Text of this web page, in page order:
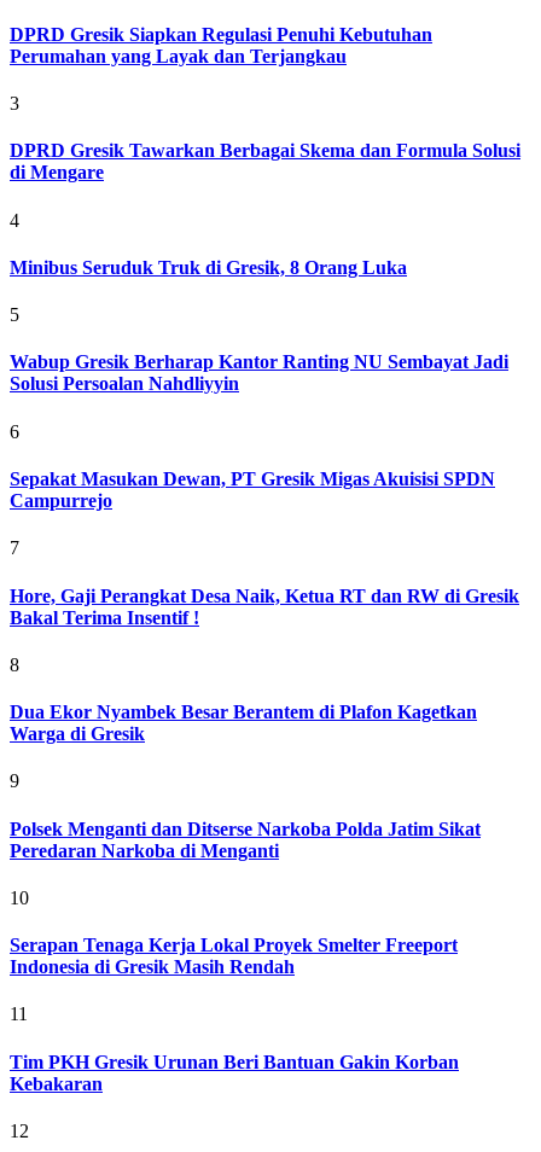
DPRD Gresik Siapkan Regulasi Penuhi Kebutuhan
Perumahan yang Layak dan Terjangkau
3
DPRD Gresik Tawarkan Berbagai Skema dan Formula Solusi
di Mengare
4
Minibus Seruduk Truk di Gresik, 8 Orang Luka
5
Wabup Gresik Berharap Kantor Ranting NU Sembayat Jadi
Solusi Persoalan Nahdliyyin
6
Sepakat Masukan Dewan, PT Gresik Migas Akuisisi SPDN
Campurrejo
7
Hore, Gaji Perangkat Desa Naik, Ketua RT dan RW di Gresik
Bakal Terima Insentif !
8
Dua Ekor Nyambek Besar Berantem di Plafon Kagetkan
Warga di Gresik
9
Polsek Menganti dan Ditserse Narkoba Polda Jatim Sikat
Peredaran Narkoba di Menganti
10
Serapan Tenaga Kerja Lokal Proyek Smelter Freeport
Indonesia di Gresik Masih Rendah
11
Tim PKH Gresik Urunan Beri Bantuan Gakin Korban
Kebakaran
12